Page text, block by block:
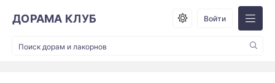
ДОРАМА КЛУБ Войти